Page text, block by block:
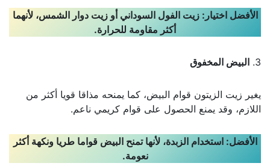
الأفضل اختيار :زيت الفول السوداني أو زيت دوار الشمس، لأنهما
أكثر مقاومة للحرارة.
3. البيض المخفوق
يغير زيت الزيتون قوام البيض، كما يمنحه مذاقا قويا أكثر من
اللازم، وقد يمنع الحصول على قوام كريمي ناعم.
الأفضل: استخدام الزبدة، لأنها تمنح البيض قواما طريا ونكهة أكثر
نعومة.